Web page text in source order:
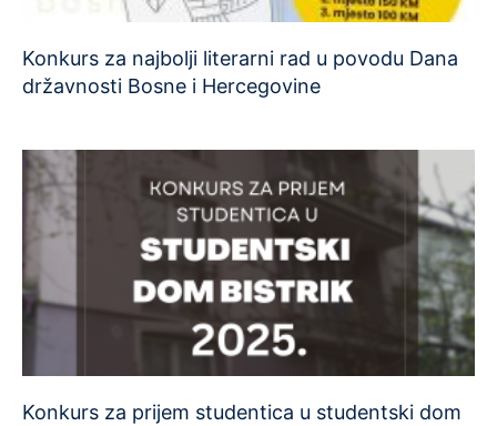
Konkurs za najbolji literarni rad u povodu Dana
državnosti Bosne i Hercegovine
Konkurs za prijem studentica u studentski dom